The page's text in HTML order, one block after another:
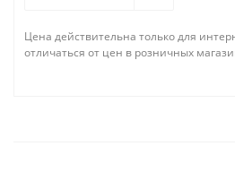
Цена действительна только для
отличаться от цен в розничных